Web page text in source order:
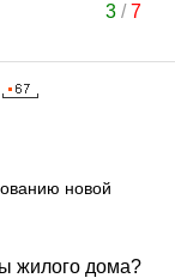
3/7
новой
жилого дома?